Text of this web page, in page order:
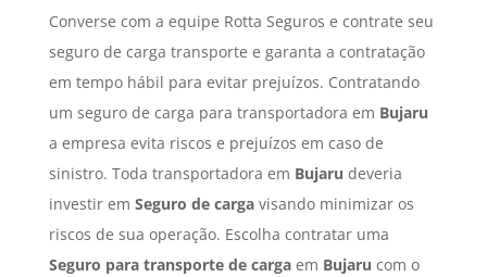
Converse com a equipe Rotta Seguros e contrate seu
seguro de carga transporte e garanta a contratação
em tempo hábil para evitar prejuízos. Contratando
um seguro de carga para transportadora em Bujaru
a empresa evita riscos e prejuízos em caso de
sinistro. Toda transportadora em Bujaru deveria
investir em Seguro de cargavisando minimizar os
riscos de sua operação. Escolha contratar uma
Seguro para transporte de cargaem Bujaru com o